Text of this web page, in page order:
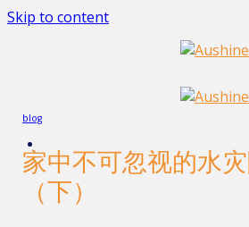
Skip to content
blog
家中不可忽视的水
（下）